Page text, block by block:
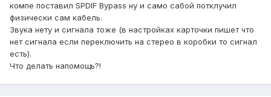
компе поставил SPDIF Bypass ну и само сабой потклучил
физически сам кабель.
Звука нету и сигнала тоже (в настройках карточки пишет что
нет сигнала если переключить на стерео в коробки то сигнал
есть).
Что делать напомощь?!